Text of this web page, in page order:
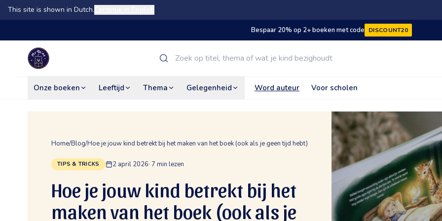
This site is shown in Dutch.
Bespaar 20% op 2+ boeken met code DISCOUNT20
Onze boeken Leeftijd Thema Gelegenheid Word auteur Voor scholen
Home/Blog/Hoe je jouw kind betrekt bij het maken van het boek (ook als je geen tijd hebt)
TIPS & TRICKS 2 april 2026· 7 min lezen
Hoe je jouw kind betrekt bij het
maken van het boek (ook als je